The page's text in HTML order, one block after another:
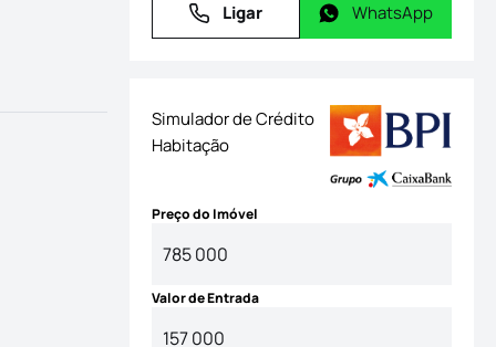
Ligar
Ligar WhatsApp
WhatsApp
Simulador de Crédito
Habitação
Preço do Imóvel
Valor de Entrada